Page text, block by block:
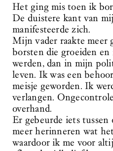
Het ging mis toen ik
De duistere kant van
manifesteerde zich.
Mijn vader raakte meer
borsten die groeiden
werden, dan in mijn
leven. Ik was een
meisje geworden. Ik
verlangen.
overhand.
Er gebeurde iets
meer herinneren wat
waardoor ik me voor